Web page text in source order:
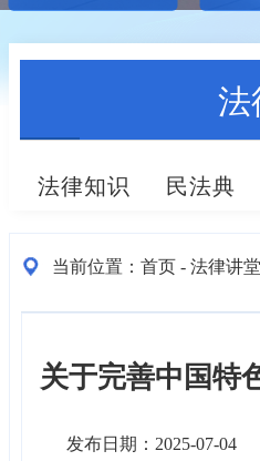
法
法律知识 民法典
当前位置： 首页- 法律讲堂
关于完善中国特
发布日期：2025-07-04